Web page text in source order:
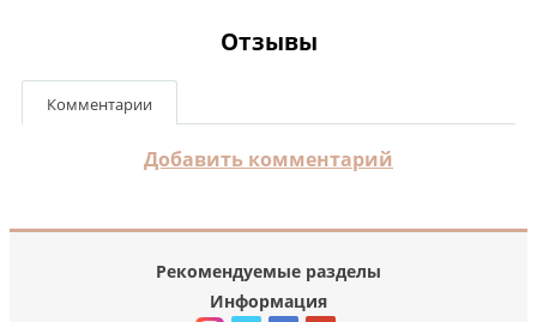
Отзывы
Комментарии
Добавить комментарий
Рекомендуемые разделы
Информация